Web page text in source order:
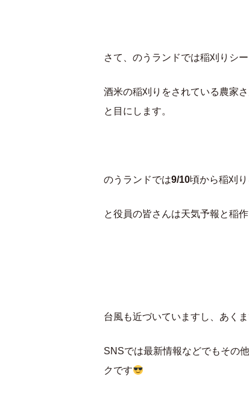
さて、のうランドでは稲刈りシ
酒米の稲刈りをされている農家
と目にします。
のうランドでは9/10頃から稲刈
と役員の皆さんは天気予報と稲
台風も近づいていますし、あく
SNSでは最新情報などでもその
クです